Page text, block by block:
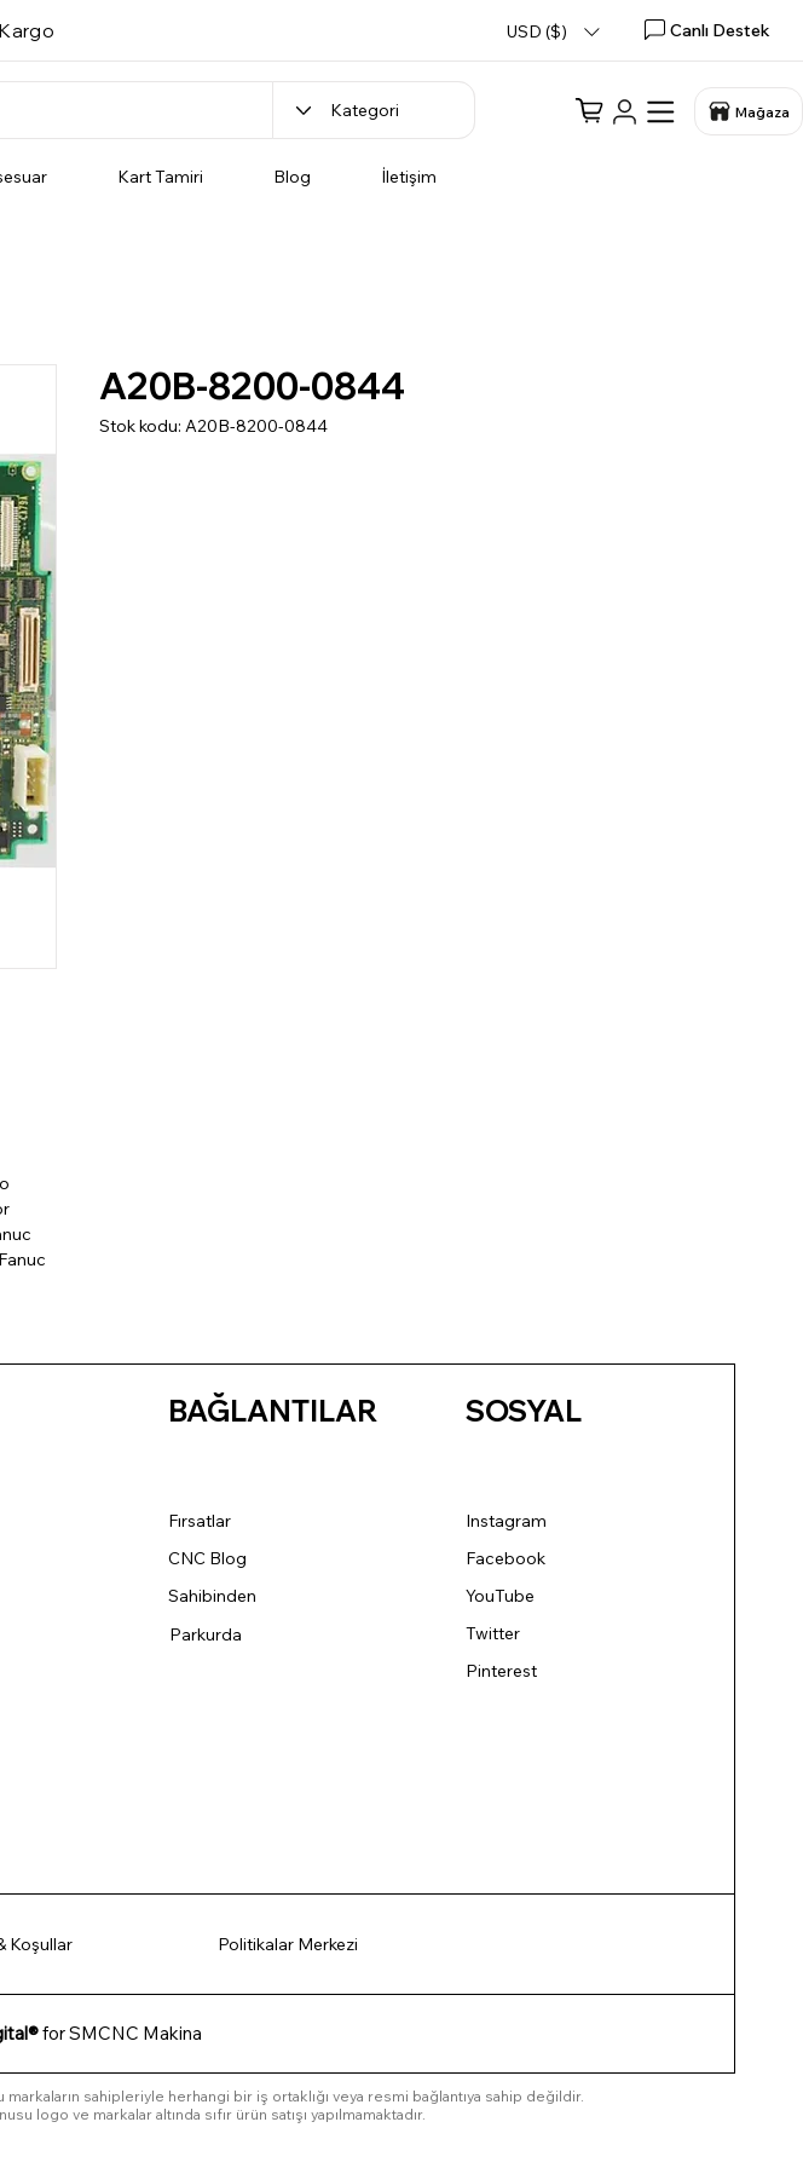
USD ($) Canlı Destek
Mağaza
Kart Tamiri Blog İletişim
A20B-8200-0844
Stok kodu: A20B-8200-0844
BAĞLANTILAR
Fırsatlar
CNC Blog
Sahibinden
Parkurda
SOSYAL
Instagram
Facebook
YouTube
Twitter
Pinterest
Koşullar Politikalar Merkezi
for SMCNC Makina
sahipleriyle herhangi bir iş ortaklığı veya resmi bağlantıya sahip değildir.
logo ve markalar altında sıfır ürün satışı yapılmamaktadır.